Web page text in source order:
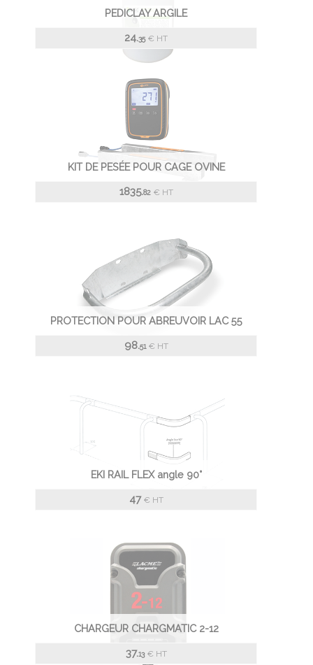
PEDICLAY ARGILE
24.35 € HT
KIT DE PESÉE POUR CAGE OVINE
1835.82 € HT
PROTECTION POUR ABREUVOIR LAC 55
98.51 € HT
EKI RAIL FLEX angle 90°
47 € HT
CHARGEUR CHARGMATIC 2-12
37.13 € HT